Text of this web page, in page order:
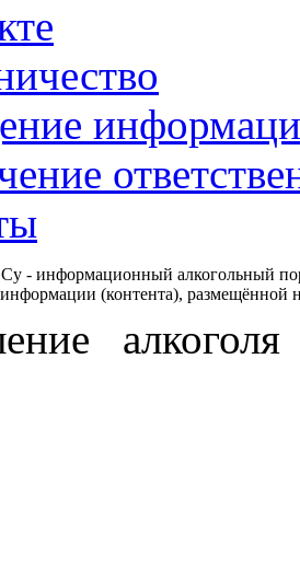
- информационный алкогольный
информации (контента), размещённой